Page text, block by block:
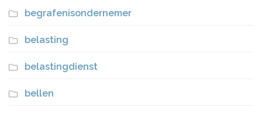
begrafenisondernemer
belasting
belastingdienst
bellen